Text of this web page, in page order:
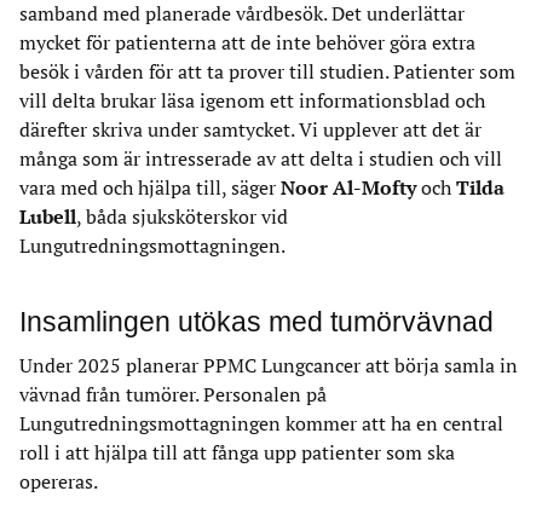
samband med planerade vårdbesök. Det underlättar
mycket för patienterna att de inte behöver göra extra
besök i vården för att ta prover till studien. Patienter som
vill delta brukar läsa igenom ett informationsblad och
därefter skriva under samtycket. Vi upplever att det är
många som är intresserade av att delta i studien och vill
vara med och hjälpa till, säger Noor Al-Moftyoch Tilda
Lubell, båda sjuksköterskor vid
Lungutredningsmottagningen.
Insamlingen utökas med tumörvävnad
Under 2025 planerar PPMC Lungcancer att börja samla in
vävnad från tumörer. Personalen på
Lungutredningsmottagningen kommer att ha en central
roll i att hjälpa till att fånga upp patienter som ska
opereras.